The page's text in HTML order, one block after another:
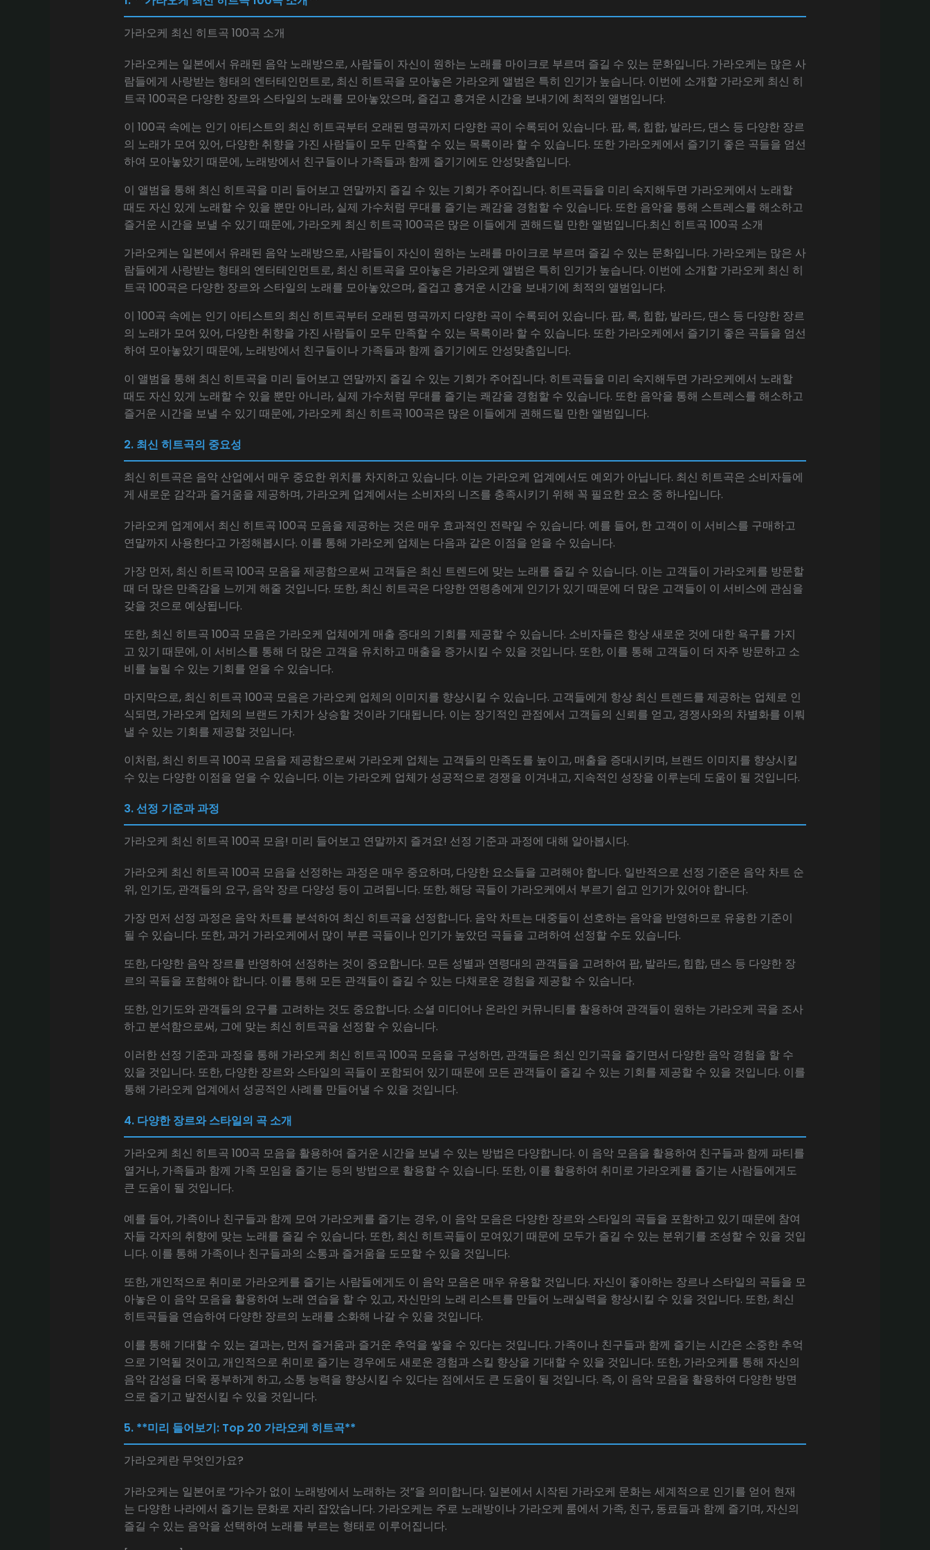
가라오케 최신 히트곡 100곡 소개
가라오케는 일본에서 유래된 음악 노래방으로, 사람들이 자신이 원하는 노래를 마이크로 부르며 즐길 수 있는 문화입니다. 가라오케는 많은 사
람들에게 사랑받는 형태의 엔터테인먼트로, 최신 히트곡을 모아놓은 가라오케 앨범은 특히 인기가 높습니다. 이번에 소개할 가라오케 최신 히
트곡 100곡은 다양한 장르와 스타일의 노래를 모아놓았으며, 즐겁고 흥겨운 시간을 보내기에 최적의 앨범입니다.
이 100곡 속에는 인기 아티스트의 최신 히트곡부터 오래된 명곡까지 다양한 곡이 수록되어 있습니다. 팝, 록, 힙합, 발라드, 댄스 등 다양한 장르
의 노래가 모여 있어, 다양한 취향을 가진 사람들이 모두 만족할 수 있는 목록이라 할 수 있습니다. 또한 가라오케에서 즐기기 좋은 곡들을 엄선
하여 모아놓았기 때문에, 노래방에서 친구들이나 가족들과 함께 즐기기에도 안성맞춤입니다.
이 앨범을 통해 최신 히트곡을 미리 들어보고 연말까지 즐길 수 있는 기회가 주어집니다. 히트곡들을 미리 숙지해두면 가라오케에서 노래할
때도 자신 있게 노래할 수 있을 뿐만 아니라, 실제 가수처럼 무대를 즐기는 쾌감을 경험할 수 있습니다. 또한 음악을 통해 스트레스를 해소하고
즐거운 시간을 보낼 수 있기 때문에, 가라오케 최신 히트곡 100곡은 많은 이들에게 권해드릴 만한 앨범입니다.최신 히트곡 100곡 소개
가라오케는 일본에서 유래된 음악 노래방으로, 사람들이 자신이 원하는 노래를 마이크로 부르며 즐길 수 있는 문화입니다. 가라오케는 많은 사
람들에게 사랑받는 형태의 엔터테인먼트로, 최신 히트곡을 모아놓은 가라오케 앨범은 특히 인기가 높습니다. 이번에 소개할 가라오케 최신 히
트곡 100곡은 다양한 장르와 스타일의 노래를 모아놓았으며, 즐겁고 흥겨운 시간을 보내기에 최적의 앨범입니다.
이 100곡 속에는 인기 아티스트의 최신 히트곡부터 오래된 명곡까지 다양한 곡이 수록되어 있습니다. 팝, 록, 힙합, 발라드, 댄스 등 다양한 장르
의 노래가 모여 있어, 다양한 취향을 가진 사람들이 모두 만족할 수 있는 목록이라 할 수 있습니다. 또한 가라오케에서 즐기기 좋은 곡들을 엄선
하여 모아놓았기 때문에, 노래방에서 친구들이나 가족들과 함께 즐기기에도 안성맞춤입니다.
이 앨범을 통해 최신 히트곡을 미리 들어보고 연말까지 즐길 수 있는 기회가 주어집니다. 히트곡들을 미리 숙지해두면 가라오케에서 노래할
때도 자신 있게 노래할 수 있을 뿐만 아니라, 실제 가수처럼 무대를 즐기는 쾌감을 경험할 수 있습니다. 또한 음악을 통해 스트레스를 해소하고
즐거운 시간을 보낼 수 있기 때문에, 가라오케 최신 히트곡 100곡은 많은 이들에게 권해드릴 만한 앨범입니다.
2. 최신 히트곡의 중요성
최신 히트곡은 음악 산업에서 매우 중요한 위치를 차지하고 있습니다. 이는 가라오케 업계에서도 예외가 아닙니다. 최신 히트곡은 소비자들에
게 새로운 감각과 즐거움을 제공하며, 가라오케 업계에서는 소비자의 니즈를 충족시키기 위해 꼭 필요한 요소 중 하나입니다.
가라오케 업계에서 최신 히트곡 100곡 모음을 제공하는 것은 매우 효과적인 전략일 수 있습니다. 예를 들어, 한 고객이 이 서비스를 구매하고
연말까지 사용한다고 가정해봅시다. 이를 통해 가라오케 업체는 다음과 같은 이점을 얻을 수 있습니다.
가장 먼저, 최신 히트곡 100곡 모음을 제공함으로써 고객들은 최신 트렌드에 맞는 노래를 즐길 수 있습니다. 이는 고객들이 가라오케를 방문할
때 더 많은 만족감을 느끼게 해줄 것입니다. 또한, 최신 히트곡은 다양한 연령층에게 인기가 있기 때문에 더 많은 고객들이 이 서비스에 관심을
갖을 것으로 예상됩니다.
또한, 최신 히트곡 100곡 모음은 가라오케 업체에게 매출 증대의 기회를 제공할 수 있습니다. 소비자들은 항상 새로운 것에 대한 욕구를 가지
고 있기 때문에, 이 서비스를 통해 더 많은 고객을 유치하고 매출을 증가시킬 수 있을 것입니다. 또한, 이를 통해 고객들이 더 자주 방문하고 소
비를 늘릴 수 있는 기회를 얻을 수 있습니다.
마지막으로, 최신 히트곡 100곡 모음은 가라오케 업체의 이미지를 향상시킬 수 있습니다. 고객들에게 항상 최신 트렌드를 제공하는 업체로 인
식되면, 가라오케 업체의 브랜드 가치가 상승할 것이라 기대됩니다. 이는 장기적인 관점에서 고객들의 신뢰를 얻고, 경쟁사와의 차별화를 이뤄
낼 수 있는 기회를 제공할 것입니다.
이처럼, 최신 히트곡 100곡 모음을 제공함으로써 가라오케 업체는 고객들의 만족도를 높이고, 매출을 증대시키며, 브랜드 이미지를 향상시킬
수 있는 다양한 이점을 얻을 수 있습니다. 이는 가라오케 업체가 성공적으로 경쟁을 이겨내고, 지속적인 성장을 이루는데 도움이 될 것입니다.
3. 선정 기준과 과정
가라오케 최신 히트곡 100곡 모음! 미리 들어보고 연말까지 즐겨요! 선정 기준과 과정에 대해 알아봅시다.
가라오케 최신 히트곡 100곡 모음을 선정하는 과정은 매우 중요하며, 다양한 요소들을 고려해야 합니다. 일반적으로 선정 기준은 음악 차트 순
위, 인기도, 관객들의 요구, 음악 장르 다양성 등이 고려됩니다. 또한, 해당 곡들이 가라오케에서 부르기 쉽고 인기가 있어야 합니다.
가장 먼저 선정 과정은 음악 차트를 분석하여 최신 히트곡을 선정합니다. 음악 차트는 대중들이 선호하는 음악을 반영하므로 유용한 기준이
될 수 있습니다. 또한, 과거 가라오케에서 많이 부른 곡들이나 인기가 높았던 곡들을 고려하여 선정할 수도 있습니다.
또한, 다양한 음악 장르를 반영하여 선정하는 것이 중요합니다. 모든 성별과 연령대의 관객들을 고려하여 팝, 발라드, 힙합, 댄스 등 다양한 장
르의 곡들을 포함해야 합니다. 이를 통해 모든 관객들이 즐길 수 있는 다채로운 경험을 제공할 수 있습니다.
또한, 인기도와 관객들의 요구를 고려하는 것도 중요합니다. 소셜 미디어나 온라인 커뮤니티를 활용하여 관객들이 원하는 가라오케 곡을 조사
하고 분석함으로써, 그에 맞는 최신 히트곡을 선정할 수 있습니다.
이러한 선정 기준과 과정을 통해 가라오케 최신 히트곡 100곡 모음을 구성하면, 관객들은 최신 인기곡을 즐기면서 다양한 음악 경험을 할 수
있을 것입니다. 또한, 다양한 장르와 스타일의 곡들이 포함되어 있기 때문에 모든 관객들이 즐길 수 있는 기회를 제공할 수 있을 것입니다. 이를
통해 가라오케 업계에서 성공적인 사례를 만들어낼 수 있을 것입니다.
4. 다양한 장르와 스타일의 곡 소개
가라오케 최신 히트곡 100곡 모음을 활용하여 즐거운 시간을 보낼 수 있는 방법은 다양합니다. 이 음악 모음을 활용하여 친구들과 함께 파티를
열거나, 가족들과 함께 가족 모임을 즐기는 등의 방법으로 활용할 수 있습니다. 또한, 이를 활용하여 취미로 가라오케를 즐기는 사람들에게도
큰 도움이 될 것입니다.
예를 들어, 가족이나 친구들과 함께 모여 가라오케를 즐기는 경우, 이 음악 모음은 다양한 장르와 스타일의 곡들을 포함하고 있기 때문에 참여
자들 각자의 취향에 맞는 노래를 즐길 수 있습니다. 또한, 최신 히트곡들이 모여있기 때문에 모두가 즐길 수 있는 분위기를 조성할 수 있을 것입
니다. 이를 통해 가족이나 친구들과의 소통과 즐거움을 도모할 수 있을 것입니다.
또한, 개인적으로 취미로 가라오케를 즐기는 사람들에게도 이 음악 모음은 매우 유용할 것입니다. 자신이 좋아하는 장르나 스타일의 곡들을 모
아놓은 이 음악 모음을 활용하여 노래 연습을 할 수 있고, 자신만의 노래 리스트를 만들어 노래실력을 향상시킬 수 있을 것입니다. 또한, 최신
히트곡들을 연습하여 다양한 장르의 노래를 소화해 나갈 수 있을 것입니다.
이를 통해 기대할 수 있는 결과는, 먼저 즐거움과 즐거운 추억을 쌓을 수 있다는 것입니다. 가족이나 친구들과 함께 즐기는 시간은 소중한 추억
으로 기억될 것이고, 개인적으로 취미로 즐기는 경우에도 새로운 경험과 스킬 향상을 기대할 수 있을 것입니다. 또한, 가라오케를 통해 자신의
음악 감성을 더욱 풍부하게 하고, 소통 능력을 향상시킬 수 있다는 점에서도 큰 도움이 될 것입니다. 즉, 이 음악 모음을 활용하여 다양한 방면
으로 즐기고 발전시킬 수 있을 것입니다.
5. **미리 들어보기: Top 20 가라오케 히트곡**
가라오케란 무엇인가요?
가라오케는 일본어로 “가수가 없이 노래방에서 노래하는 것”을 의미합니다. 일본에서 시작된 가라오케 문화는 세계적으로 인기를 얻어 현재
는 다양한 나라에서 즐기는 문화로 자리 잡았습니다. 가라오케는 주로 노래방이나 가라오케 룸에서 가족, 친구, 동료들과 함께 즐기며, 자신의
즐길 수 있는 음악을 선택하여 노래를 부르는 형태로 이루어집니다.